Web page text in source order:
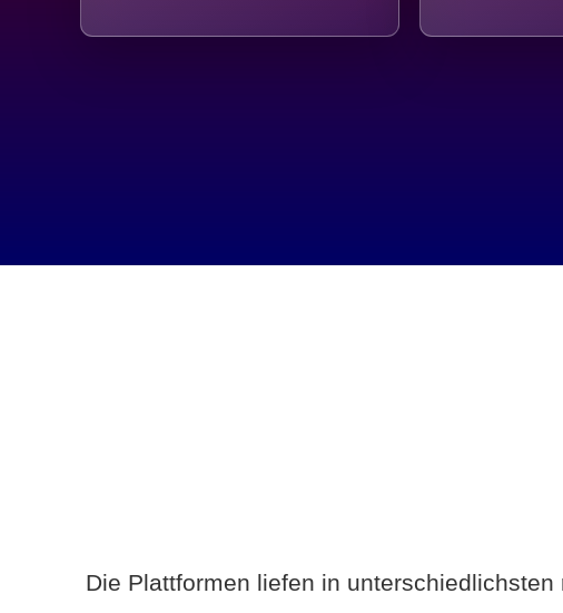
Die Plattformen liefen in